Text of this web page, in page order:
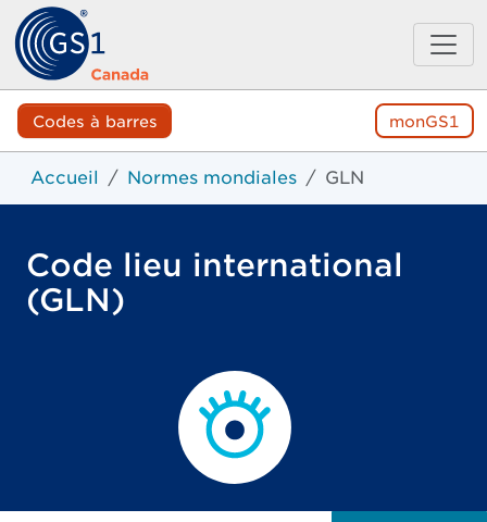
Codes à barres monGS1
Accueil Normes mondiales GLN
Code lieu international
(GLN)